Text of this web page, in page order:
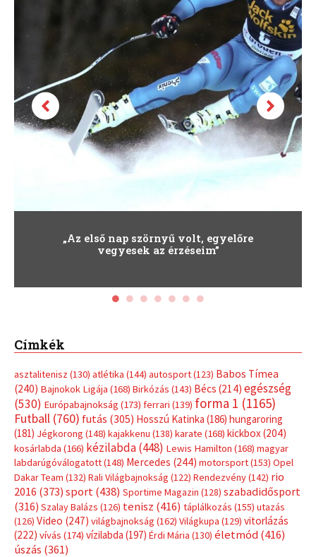
„Az első nap szörnyű volt, egyelőre
vegyesek az érzéseim”
Címkék
asztalitenisz (130) atlétika (144) autosport(123) Babos Tímea
(240) Bajnokok Ligája (168) Birkózás (143) Bécs (214) egészség
(530) Európabajnokság (173) ferrari (139) forma 1 (1165)
Futball (760) futás (305) Hosszú Katinka (186) hungaroring
(181) Jégkorong (148) kajakkenu (138) karate (168) kickbox(204)
kosárlabda (166) kézilabda(448) Lewis Hamilton (168) magyar
labdarúgóválogatott(148) Mercedes (244) motorsport(153) Opel
Dakar Team (132) Rali Világbajnokság (122) Rendezvény(142) rio
2016 (373) sport(438) Sportime Magazin (128) szabadidősport
(316) Szalay Balázs (126) tenisz (416) táplálkozás (155) utazás
(126) Video (247) világbajnokság (162) Világkupa (129) vitorlázás
(222) vívás (174) vízilabda (197) Érdi Mária (130) életmód(416)
úszás (361)